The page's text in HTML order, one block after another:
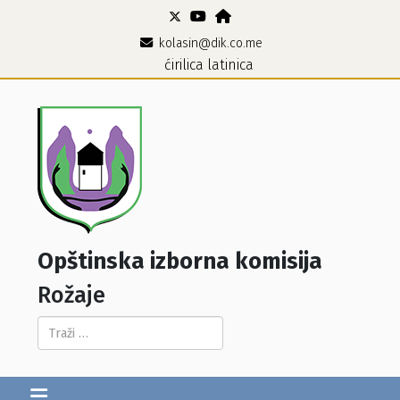
kolasin@dik.co.me
ćirilica latinica
Opštinska izborna komisija
Rožaje
Pretraga...